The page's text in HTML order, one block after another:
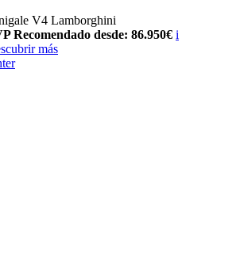
V4 Lamborghini
Recomendado desde: 86.950€ i
más